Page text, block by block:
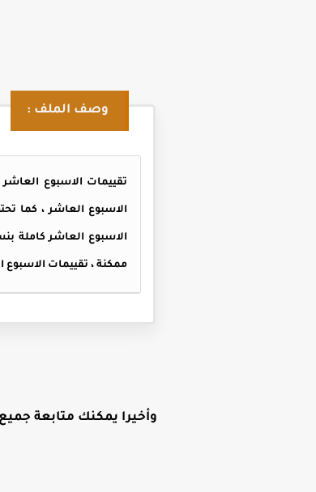
وصف الملف :
الاسبوع العاشر ، كما
الاسبوع العاشر كاملة
ممكنة ، تقييمات الاسبوع العاشر للصف الثاني
وأخيرا يمكنك متابعة